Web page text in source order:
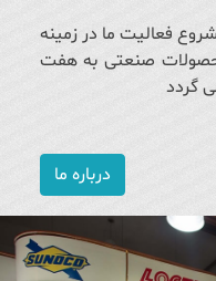
آغاز شد و شروع فعالیت ما در زمینه
محصولات صنعتی به هفت
گردد
درباره ما